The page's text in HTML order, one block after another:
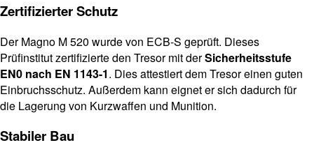
Zertifizierter Schutz
Der Magno M 520 wurde von ECB-S geprüft. Dieses
Prüfinstitut zertifizierte den Tresor mit derSicherheitsstufe
EN0 nach EN 1143-1. Dies attestiert dem Tresor einen guten
Einbruchsschutz. Außerdem kann eignet er sich dadurch für
die Lagerung von Kurzwaffen und Munition.
Stabiler Bau